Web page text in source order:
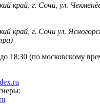
край, г. Сочи, ул.
край, г. Сочи ул.
18:30 (по московскому